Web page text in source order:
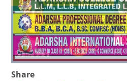
Share